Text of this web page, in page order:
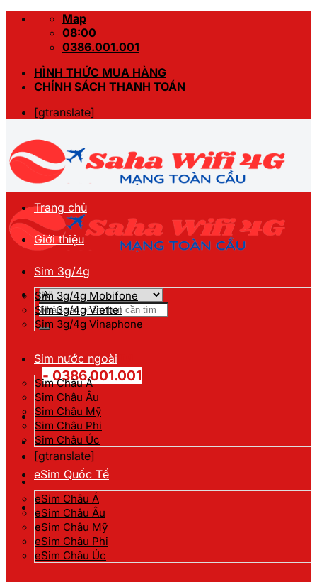
Skip
Map
08:00
0386.001.001
HÌNH THỨC MUA HÀNG
CHÍNH SÁCH THANH TOÁN
[gtranslate]
Tìm
kiếm:
Hotline đặt hàng
- 0386.001.001
[gtranslate]
Trang chủ
Giới thiệu
Sim 3g/4g
Sim 3g/4g Mobifone
Sim 3g/4g Viettel
Sim 3g/4g Vinaphone
Sim nước ngoài
Sim Châu Á
Sim Châu Âu
Sim Châu Mỹ
Sim Châu Phi
Sim Châu Úc
eSim Quốc Tế
eSim Châu Á
eSim Châu Âu
eSim Châu Mỹ
eSim Châu Phi
eSim Châu Úc